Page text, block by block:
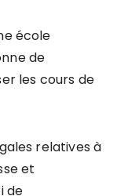
école
de
les cours de
relatives à
et
de